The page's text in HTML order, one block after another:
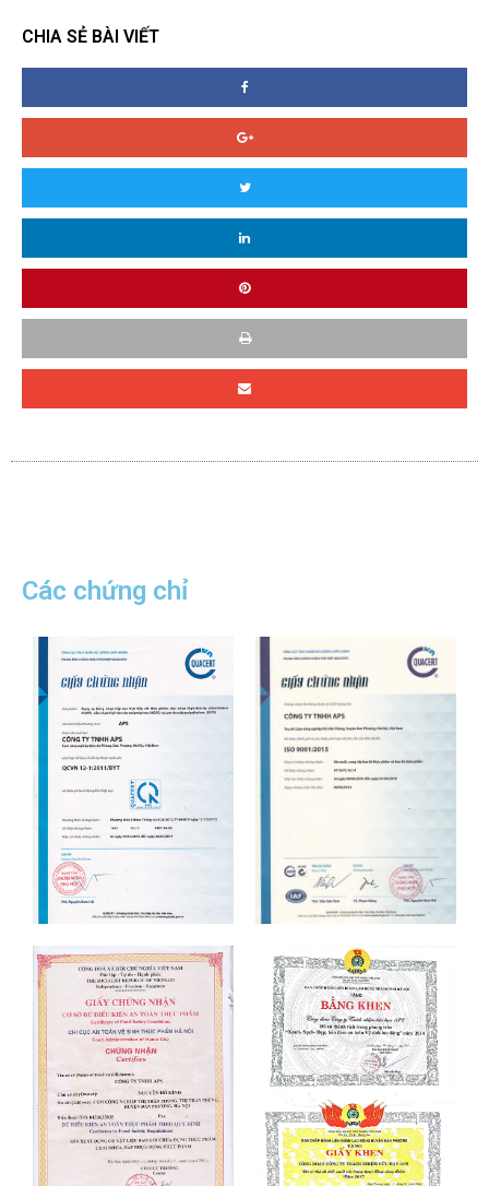
CHIA SẺ BÀI VIẾT
Các chứng chỉ